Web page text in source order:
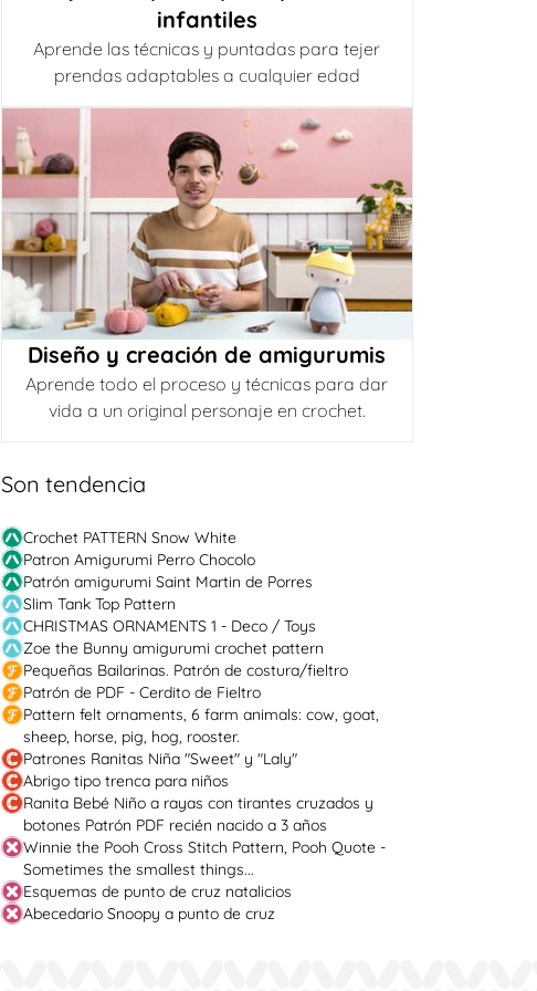
infantiles
Aprende las técnicas y puntadas para tejer
prendas adaptables a cualquier edad
Diseño y creación de amigurumis
Aprende todo el proceso y técnicas para dar
vida a un original personaje en crochet.
Son tendencia
Crochet PATTERN Snow White
Patron Amigurumi Perro Chocolo
Patrón amigurumi Saint Martin de Porres
Slim Tank Top Pattern
CHRISTMAS ORNAMENTS 1 - Deco / Toys
Zoe the Bunny amigurumi crochet pattern
Pequeñas Bailarinas. Patrón de costura/fieltro
Patrón de PDF - Cerdito de Fieltro
Pattern felt ornaments, 6 farm animals: cow, goat,
sheep, horse, pig, hog, rooster.
Patrones Ranitas Niña "Sweet" y "Laly"
Abrigo tipo trenca para niños
Ranita Bebé Niño a rayas con tirantes cruzados y
botones Patrón PDF recién nacido a 3 años
Winnie the Pooh Cross Stitch Pattern, Pooh Quote -
Sometimes the smallest things...
Esquemas de punto de cruz natalicios
Abecedario Snoopy a punto de cruz